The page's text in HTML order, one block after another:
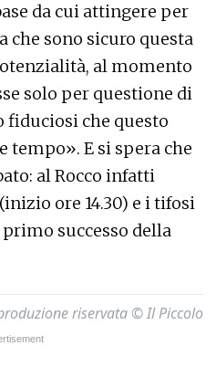
da cui attingere per
che sono sicuro questa
al momento
solo per questione di
che questo
tempo». E si spera che
al Rocco infatti
ore 14.30) e i tifosi
successo della
riservata © Il Piccolo